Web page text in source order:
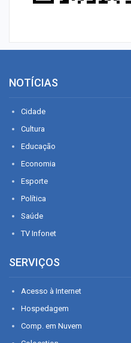
NOTÍCIAS
Cidade
Cultura
Educação
Economia
Esporte
Política
Saúde
TV Infonet
SERVIÇOS
Acesso à Internet
Hospedagem
Comp. em Nuvem